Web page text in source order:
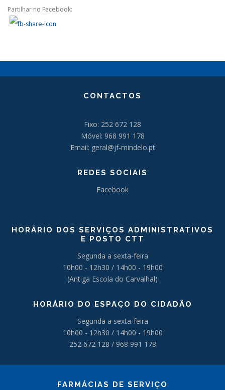
Partilhar no Facebook:
CONTACTOS
Fixo: 252 672 128
Móvel: 968 991 178
Email: geral@jf-mindelo.pt
REDES SOCIAIS
Facebook
HORÁRIO DOS SERVIÇOS ADMINISTRATIVOS
E POSTO CTT
Segunda a sexta-feira
10h00 - 12h30 / 14h00 - 19h00
(Antiga Escola do Carvalhal)
HORÁRIO DO ESPAÇO DO CIDADÃO
Segunda a sexta-feira
10h00 - 12h30 / 14h00 - 19h00
252 672 128 / 968 991 178
FARMÁCIAS DE SERVIÇO